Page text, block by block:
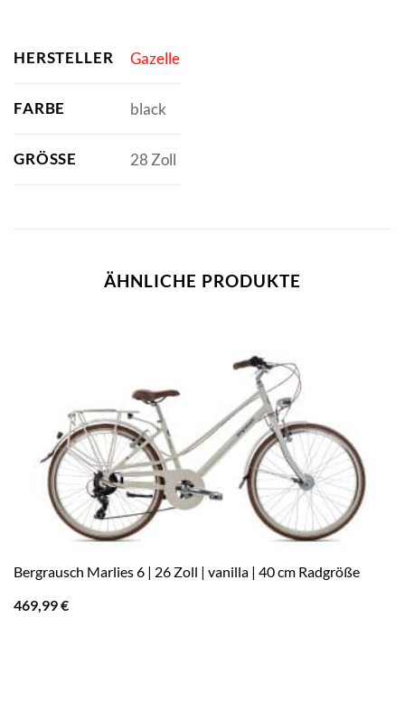
HERSTELLER Gazelle
FARBE black
GRÖSSE 28 Zoll
ÄHNLICHE PRODUKTE
Bergrausch Marlies 6 | 26 Zoll | vanilla | 40 cm Radgröße
469,99€